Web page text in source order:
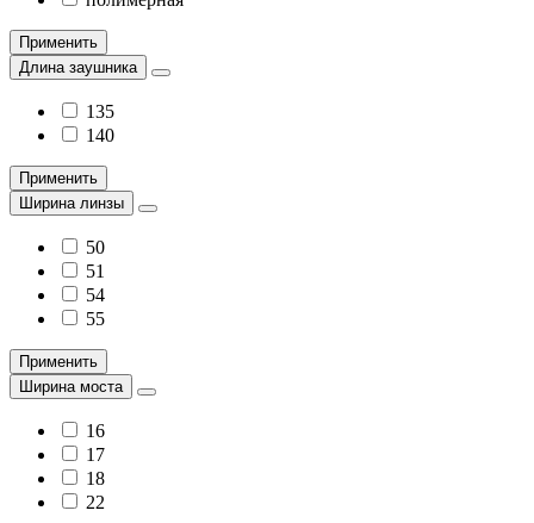
Применить
Длина заушника
135
140
Применить
Ширина линзы
50
51
54
55
Применить
Ширина моста
16
17
18
22